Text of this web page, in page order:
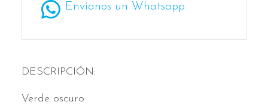
Envíanos un Whatsapp
DESCRIPCIÓN:
Verde oscuro